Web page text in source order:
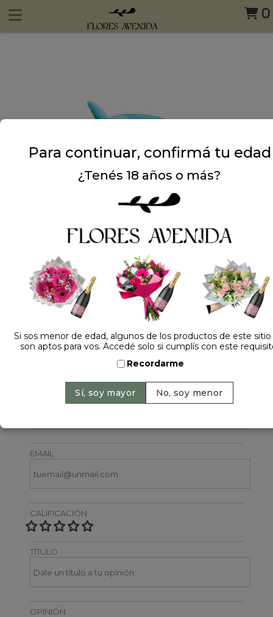
0
Dejá tu opinión
EMAIL
CALIFICACIÓN
TÍTULO
OPINIÓN
Para continuar, confirmá tu edad
¿Tenés 18 años o más?
Si sos menor de edad, algunos de los productos de este
son aptos para vos. Accedé solo si cumplís con este
Recordarme